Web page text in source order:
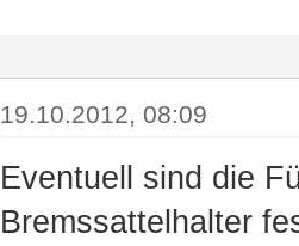
19.10.2012, 08:09
Eventuell sind die
Bremssattelhalter